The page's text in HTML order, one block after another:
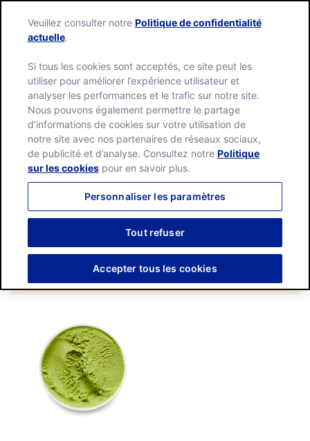
Language: English Français
Häagen-Dazs Green
Tea
Veuillez consulter notre Politique de confidentialité
actuelle.
Si tous les cookies sont acceptés, ce site peut les
utiliser pour améliorer l’expérience utilisateur et
analyser les performances et le trafic sur notre site.
Nous pouvons également permettre le partage
d’informations de cookies sur votre utilisation de
notre site avec nos partenaires de réseaux sociaux,
de publicité et d’analyse. Consultez notre Politique
sur les cookiespour en savoir plus.
Personnaliser les paramètres
Tout refuser
Accepter tous les cookies